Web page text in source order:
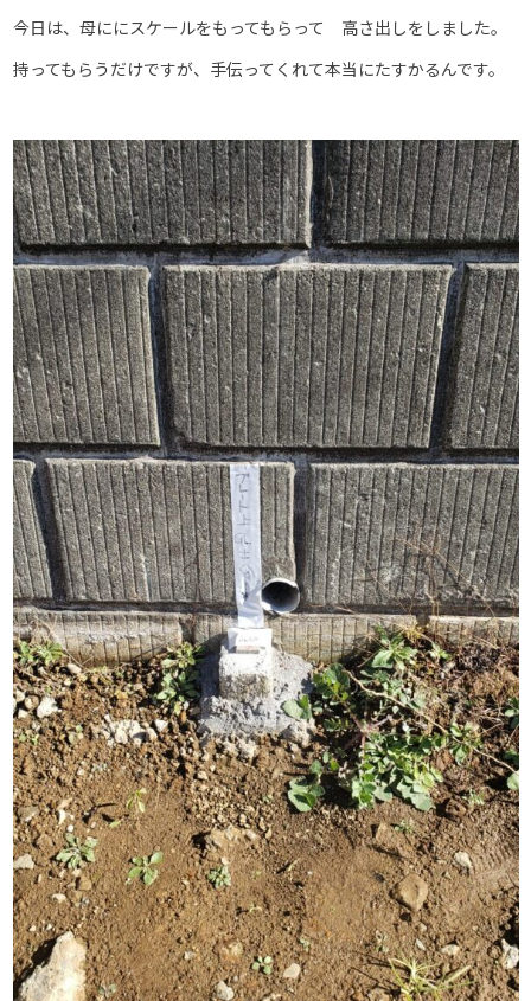
今日は、母ににスケールをもってもらって 高さ出しをしました。
持ってもらうだけですが、手伝ってくれて本当にたすかるんです。